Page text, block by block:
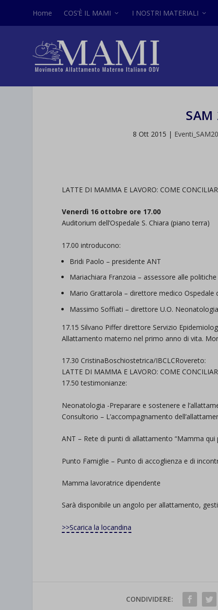
Home COS’È IL MAMI I NOSTRI MATERIALI
SAM
8 Ott 2015 |
LATTE DI MAMMA E LAVORO: COME
Venerdì 16 ottobre ore 17.00
Auditorium dell’Ospedale S. Chiara (piano terra)
17.00 introducono:
Bridi Paolo – presidente ANT
Mariachiara Franzoia – assessore alle
Mario Grattarola – direttore medico Ospedale
Massimo Soffiati – direttore U.O.
17.15 Silvano Piffer direttore Servizio
Allattamento materno nel primo anno di vita.
17.30 CristinaBoschiostetrica/IBCLCRovereto:
LATTE DI MAMMA E LAVORO: COME
17.50 testimonianze:
Neonatologia -Preparare e sostenere e
Consultorio – L’accompagnamento
ANT – Rete di punti di allattamento “Mamma qui
Punto Famiglie – Punto di accoglienza e di
Mamma lavoratrice dipendente
Sarà disponibile un angolo per allattamento,
>>Scarica la locandina
CONDIVIDERE: